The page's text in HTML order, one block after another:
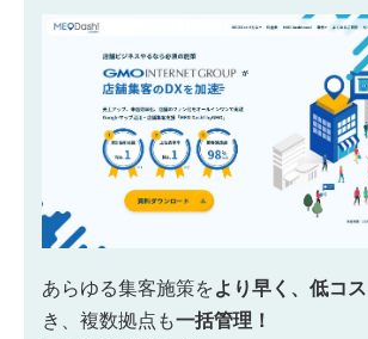
あらゆる集客施策をより早く、低コス
き、 複数拠点も一括管理！